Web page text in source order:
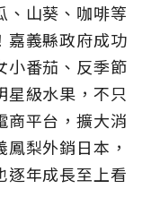
、山葵、咖啡等
嘉義縣政府成功
小番茄、反季節
星級水果，不只
商平台，擴大消
梨外銷日本，
逐年成長至上看